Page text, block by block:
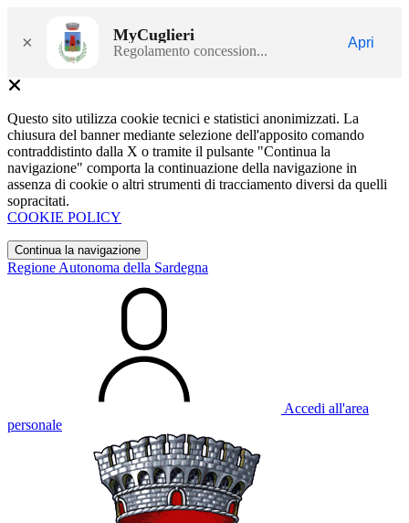
× MyCuglieri
Regolamento concession...
Apri
Questo sito utilizza cookie tecnici e statistici anonimizzati. La
chiusura del banner mediante selezione dell'apposito comando
contraddistinto dalla X o tramite il pulsante "Continua la
navigazione" comporta la continuazione della navigazione in
assenza di cookie o altri strumenti di tracciamento diversi da quelli
sopracitati.
COOKIE POLICY
Continua la navigazione
Regione Autonoma della Sardegna
Accedi all'area
personale